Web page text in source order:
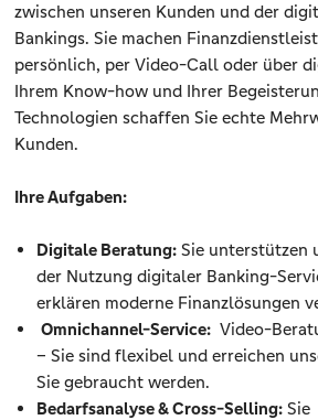
zwischen unseren Kunden und der
Bankings. Sie machen
persönlich, per Video-Call oder über
Ihrem Know-how und Ihrer
Technologien schaffen Sie echte
Kunden.
Ihre Aufgaben:
Digitale Beratung: Sie unterstützen
der Nutzung digitaler Banking-
erklären moderne Finanzlösungen
Omnichannel-Service: Video-
– Sie sind flexibel und erreichen
Sie gebraucht werden.
Bedarfsanalyse & Cross-Selling: Sie